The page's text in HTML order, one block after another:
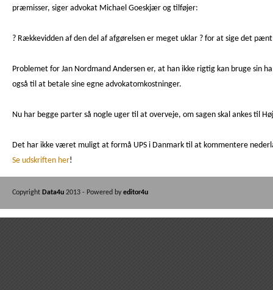
præmisser, siger advokat Michael Goeskjær og tilføjer:
? Rækkevidden af den del af afgørelsen er meget uklar ? for at sige det
Problemet for Jan Nordmand Andersen er, at han ikke rigtig kan bruge sin
også til at betale sine egne advokatomkostninger.
Nu har begge parter så nogle uger til at overveje, om sagen skal ankes til
Det har ikke været muligt at formå UPS i Danmark til at kommentere
Se udskriften her!
Copyright Data4u 2013 - Powered by editor4u